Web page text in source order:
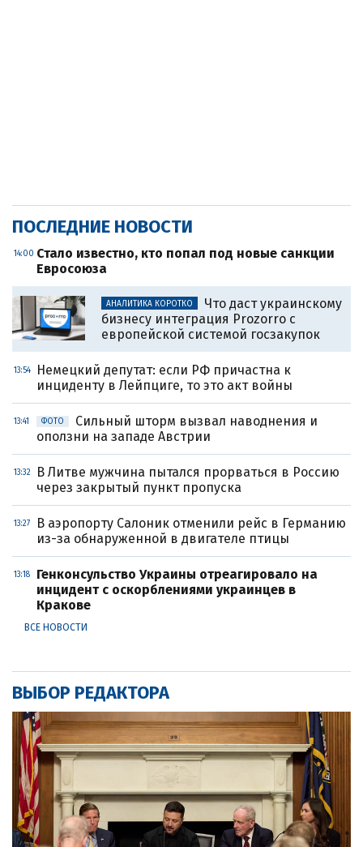
ПОСЛЕДНИЕ НОВОСТИ
14:00 Стало известно, кто попал под новые санкции
Евросоюза
АНАЛИТИКА КОРОТКО
Что даст украинскому
бизнесу интеграция Prozorro с
европейской системой госзакупок
13:54
Немецкий депутат: если РФ причастна к
инциденту в Лейпциге, то это акт войны
13:41 ФОТО
Сильный шторм вызвал наводнения и
оползни на западе Австрии
13:32
В Литве мужчина пытался прорваться в Россию
через закрытый пункт пропуска
13:27
В аэропорту Салоник отменили рейс в Германию
из-за обнаруженной в двигателе птицы
13:18
Генконсульство Украины отреагировало на
инцидент с оскорблениями украинцев в
Кракове
ВСЕ НОВОСТИ
ВЫБОР РЕДАКТОРА